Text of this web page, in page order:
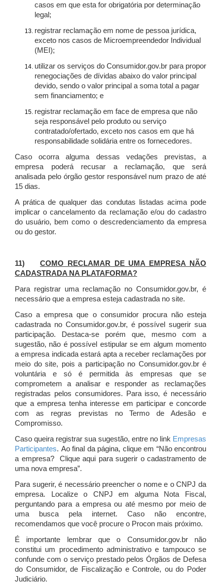
casos em que esta for obrigatória por determinação
legal;
registrar reclamação em nome de pessoa jurídica,
exceto nos casos de Microempreendedor Individual
(MEI);
utilizar os serviços do Consumidor.gov.br para propor
renegociações de dívidas abaixo do valor principal
devido, sendo o valor principal a soma total a pagar
sem financiamento; e
registrar reclamação em face de empresa que não
seja responsável pelo produto ou serviço
contratado/ofertado, exceto nos casos em que há
responsabilidade solidária entre os fornecedores.
Caso ocorra alguma dessas vedações previstas, a
empresa poderá recusar a reclamação, que será
analisada pelo órgão gestor responsável num prazo de até
15 dias.
A prática de qualquer das condutas listadas acima pode
implicar o cancelamento da reclamação e/ou do cadastro
do usuário, bem como o descredenciamento da empresa
ou do gestor.
11)COMO RECLAMAR DE UMA EMPRESA NÃO
CADASTRADA NA PLATAFORMA?
Para registrar uma reclamação no Consumidor.gov.br, é
necessário que a empresa esteja cadastrada no site.
Caso a empresa que o consumidor procura não esteja
cadastrada no Consumidor.gov.br, é possível sugerir sua
participação. Destaca-se porém que, mesmo com a
sugestão, não é possível estipular se em algum momento
a empresa indicada estará apta a receber reclamações por
meio do site, pois a participação no Consumidor.gov.br é
voluntária e só é permitida às empresas que se
comprometem a analisar e responder as reclamações
registradas pelos consumidores. Para isso, é necessário
que a empresa tenha interesse em participar e concorde
com as regras previstas no Termo de Adesão e
Compromisso.
Caso queira registrar sua sugestão, entre no link Empresas
Participantes. Ao final da página, clique em “Não encontrou
a empresa? Clique aqui para sugerir o cadastramento de
uma nova empresa”.
Para sugerir, é necessário preencher o nome e o CNPJ da
empresa. Localize o CNPJ em alguma Nota Fiscal,
perguntando para a empresa ou até mesmo por meio de
uma busca pela internet. Caso não encontre,
recomendamos que você procure o Procon mais próximo.
É importante lembrar que o Consumidor.gov.br não
constitui um procedimento administrativo e tampouco se
confunde com o serviço prestado pelos Órgãos de Defesa
do Consumidor, de Fiscalização e Controle, ou do Poder
Judiciário.